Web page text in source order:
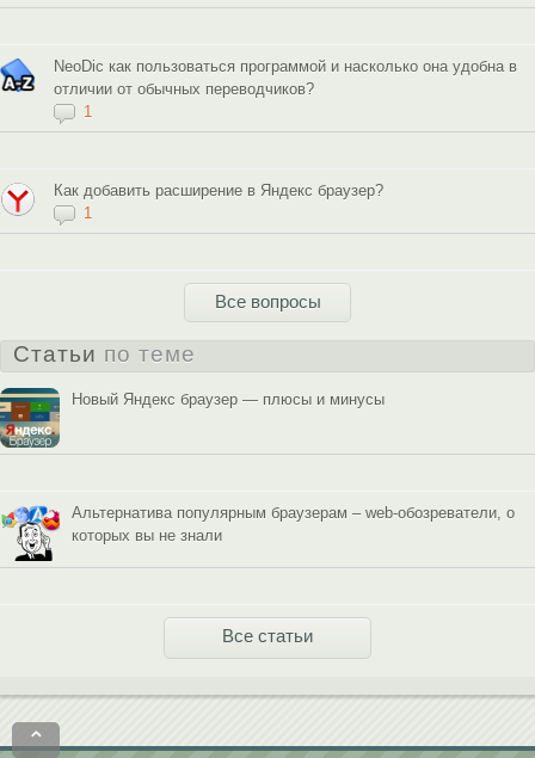
NeoDic как пользоваться программой и насколько она удобна в
отличии от обычных переводчиков?
1
Как добавить расширение в Яндекс браузер?
1
Все вопросы
Статьи по теме
Новый Яндекс браузер — плюсы и минусы
Альтернатива популярным браузерам – web-обозреватели, о
которых вы не знали
Все статьи
⌃